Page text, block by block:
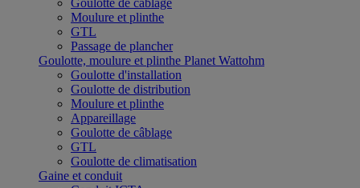
Goulotte de câblage
Moulure et plinthe
GTL
Passage de plancher
Goulotte, moulure et plinthe Planet Wattohm
Goulotte d'installation
Goulotte de distribution
Moulure et plinthe
Appareillage
Goulotte de câblage
GTL
Goulotte de climatisation
Gaine et conduit